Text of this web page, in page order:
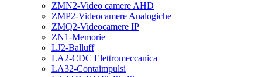
ZMN2-Video camere AHD
ZMP2-Videocamere Analogiche
ZMQ2-Videocamere IP
ZN1-Memorie
LJ2-Balluff
LA2-CDC Elettromeccanica
LA32-Contaimpulsi